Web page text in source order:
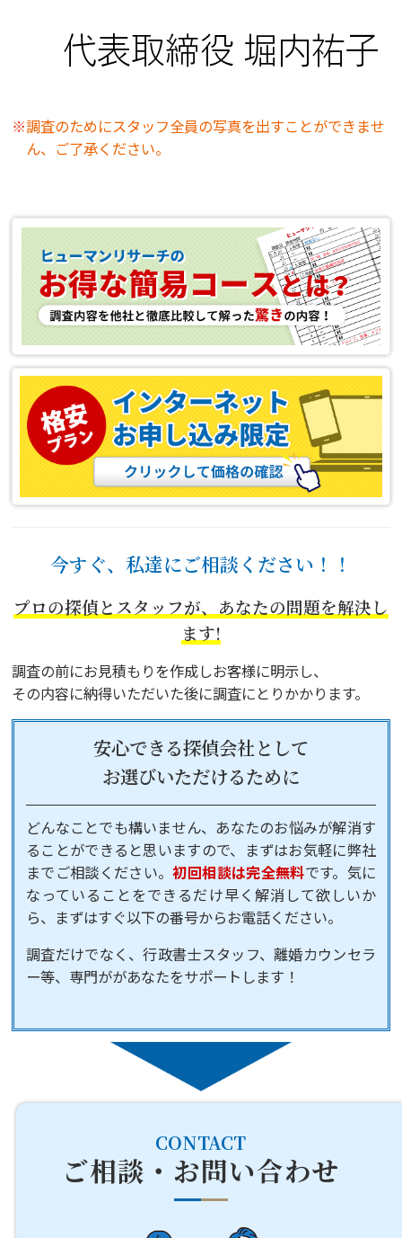
調査のためにスタッフ全員の写真を出すことができませ
ん、ご了承ください。
今すぐ、私達にご相談ください！！
プロの探偵とスタッフが、あなたの問題を解決し
ます!
調査の前にお見積もりを作成しお客様に明示し、
その内容に納得いただいた後に調査にとりかかります。
安心できる探偵会社として
お選びいただけるために
どんなことでも構いません、あなたのお悩みが解消す
ることができると思いますので、まずはお気軽に弊社
までご相談ください。初回相談は完全無料です。気に
なっていることをできるだけ早く解消して欲しいか
ら、まずはすぐ以下の番号からお電話ください。
調査だけでなく、行政書士スタッフ、離婚カウンセラ
ー等、専門ががあなたをサポートします！
CONTACT
ご相談・お問い合わせ